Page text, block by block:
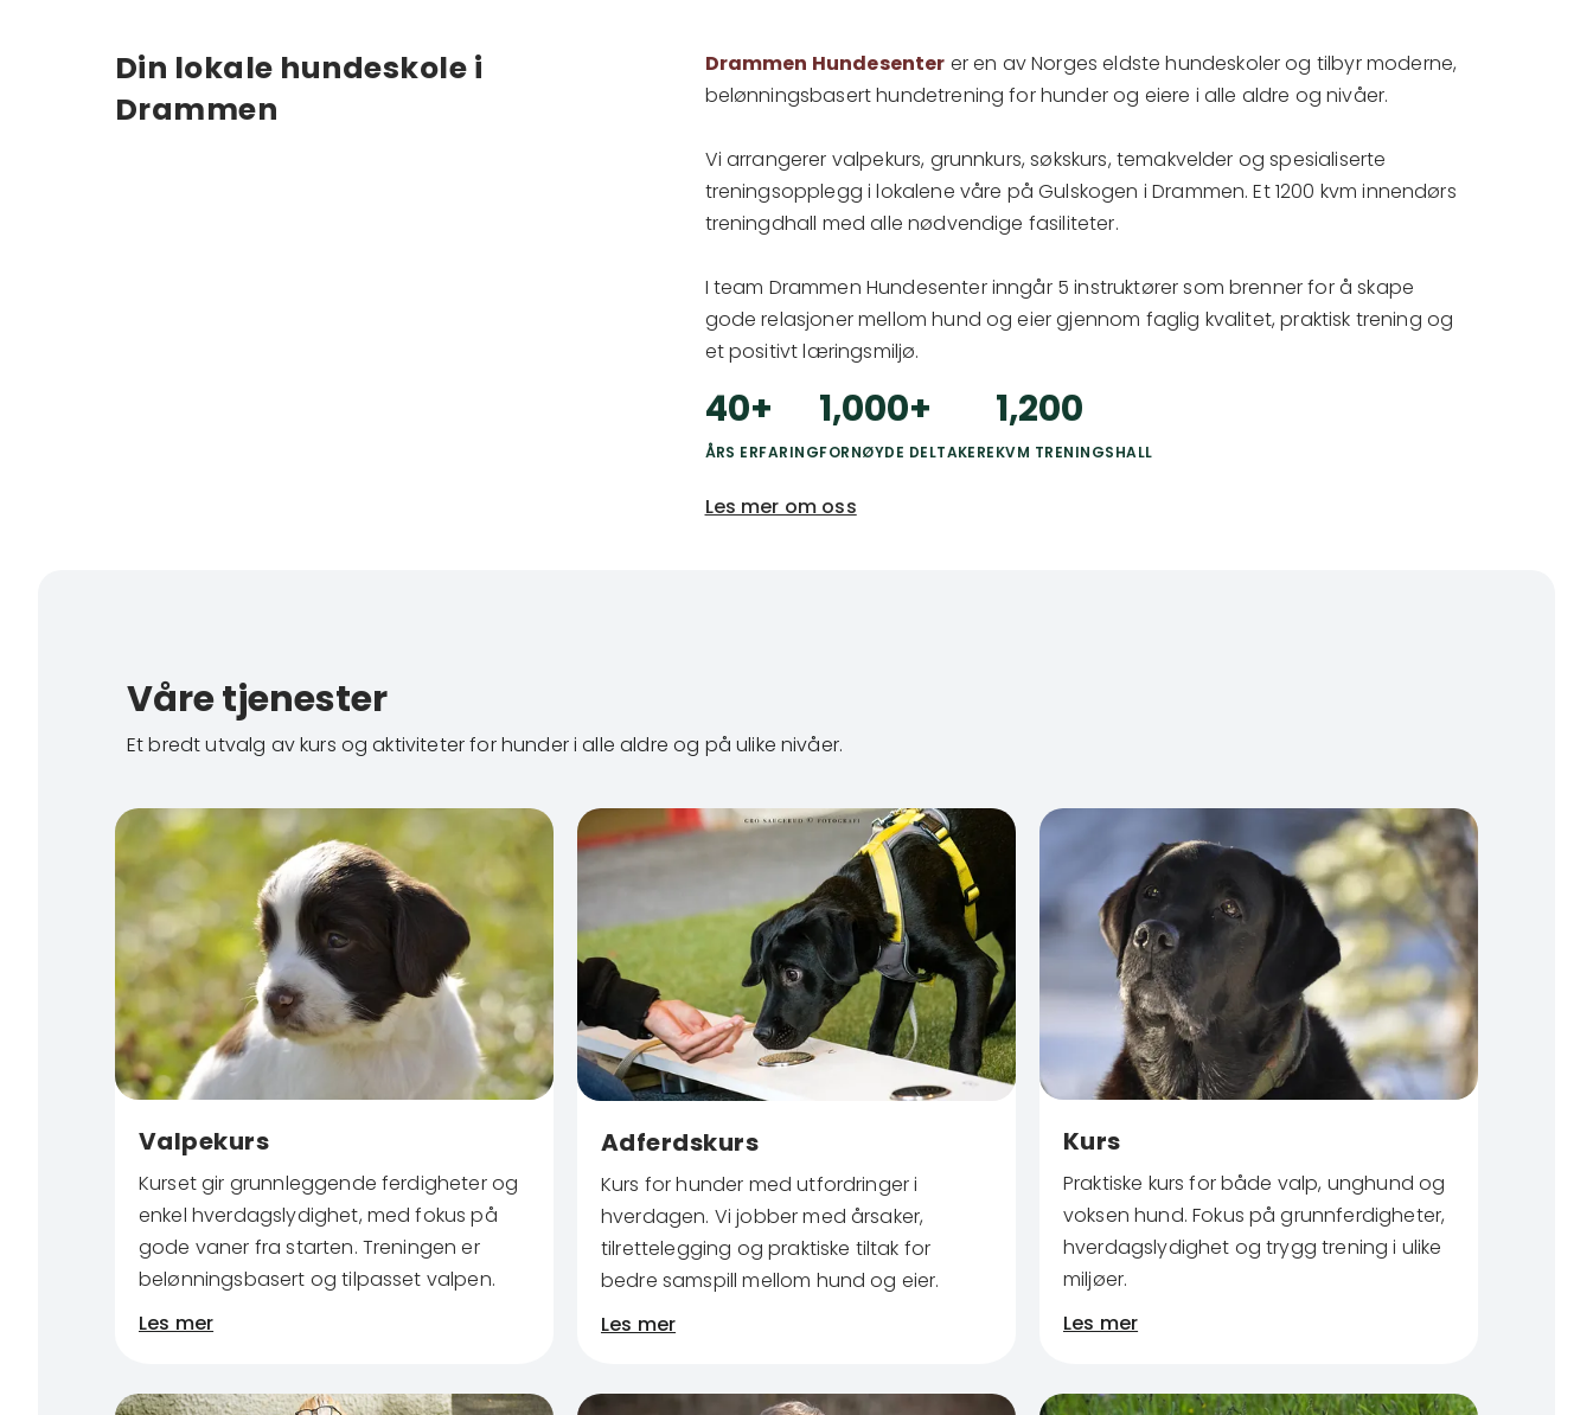
Din lokale hundeskole i
Drammen
Drammen Hundesenter er en av Norges eldste hundeskoler og tilbyr moderne,
belønningsbasert hundetrening for hunder og eiere i alle aldre og nivåer.
Vi arrangerer valpekurs, grunnkurs, søkskurs, temakvelder og spesialiserte
treningsopplegg i lokalene våre på Gulskogen i Drammen. Et 1200 kvm innendørs
treningdhall med alle nødvendige fasiliteter.
I team Drammen Hundesenter inngår 5 instruktører som brenner for å skape
gode relasjoner mellom hund og eier gjennom faglig kvalitet, praktisk trening og
et positivt læringsmiljø.
40+
ÅRS ERFARING
1,000+
FORNØYDE DELTAKERE
1,200
KVM TRENINGSHALL
Les mer om oss
Våre tjenester
Et bredt utvalg av kurs og aktiviteter for hunder i alle aldre og på ulike nivåer.
Valpekurs
Kurset gir grunnleggende ferdigheter og
enkel hverdagslydighet, med fokus på
gode vaner fra starten. Treningen er
belønningsbasert og tilpasset valpen.
Les mer
Adferdskurs
Kurs for hunder med utfordringer i
hverdagen. Vi jobber med årsaker,
tilrettelegging og praktiske tiltak for
bedre samspill mellom hund og eier.
Les mer
Kurs
Praktiske kurs for både valp, unghund og
voksen hund. Fokus på grunnferdigheter,
hverdagslydighet og trygg trening i ulike
miljøer.
Les mer